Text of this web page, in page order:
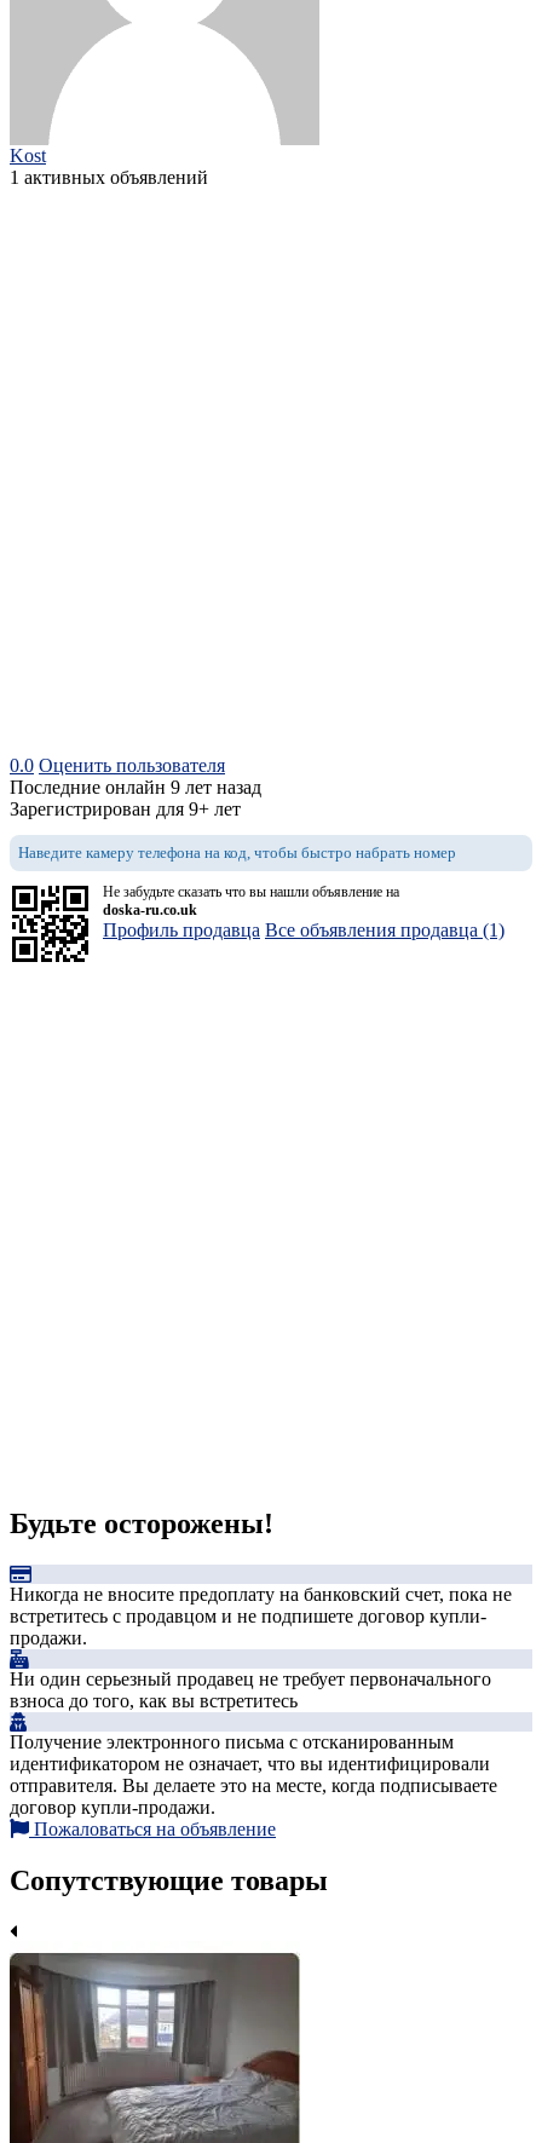
Kost
1 активных объявлений
0.0 Оценить пользователя
Последние онлайн 9 лет назад
Зарегистрирован для 9+ лет
Наведите камеру телефона на код, чтобы быстро набрать номер
Не забудьте сказать что вы нашли объявление на
doska-ru.co.uk
Профиль продавца Все объявления продавца (1)
Будьте осторожены!
Никогда не вносите предоплату на банковский счет, пока не
встретитесь с продавцом и не подпишете договор купли-
продажи.
Ни один серьезный продавец не требует первоначального
взноса до того, как вы встретитесь
Получение электронного письма с отсканированным
идентификатором не означает, что вы идентифицировали
отправителя. Вы делаете это на месте, когда подписываете
договор купли-продажи.
Пожаловаться на объявление
Сопутствующие товары